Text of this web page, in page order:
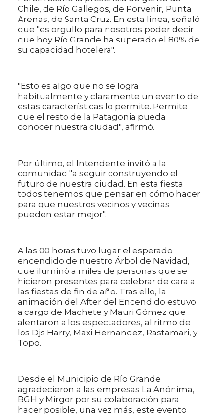
Chile, de Río Gallegos, de Porvenir, Punta
Arenas, de Santa Cruz. En esta línea, señaló
que "es orgullo para nosotros poder decir
que hoy Río Grande ha superado el 80% de
su capacidad hotelera".
"Esto es algo que no se logra
habitualmente y claramente un evento de
estas características lo permite. Permite
que el resto de la Patagonia pueda
conocer nuestra ciudad", afirmó.
Por último, el Intendente invitó a la
comunidad "a seguir construyendo el
futuro de nuestra ciudad. En esta fiesta
todos tenemos que pensar en cómo hacer
para que nuestros vecinos y vecinas
pueden estar mejor".
A las 00 horas tuvo lugar el esperado
encendido de nuestro Árbol de Navidad,
que iluminó a miles de personas que se
hicieron presentes para celebrar de cara a
las fiestas de fin de año. Tras ello, la
animación del After del Encendido estuvo
a cargo de Machete y Mauri Gómez que
alentaron a los espectadores, al ritmo de
los Djs Harry, Maxi Hernandez, Rastamari, y
Topo.
Desde el Municipio de Río Grande
agradecieron a las empresas La Anónima,
BGH y Mirgor por su colaboración para
hacer posible, una vez más, este evento